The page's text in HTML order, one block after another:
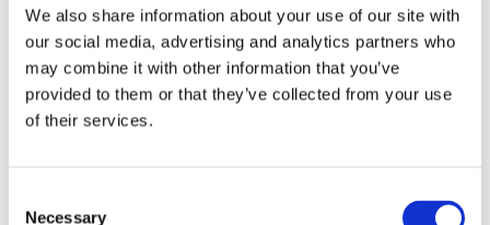
We also share information about your use of our site with
our social media, advertising and analytics partners who
may combine it with other information that you’ve
provided to them or that they’ve collected from your use
of their services.
Necessary